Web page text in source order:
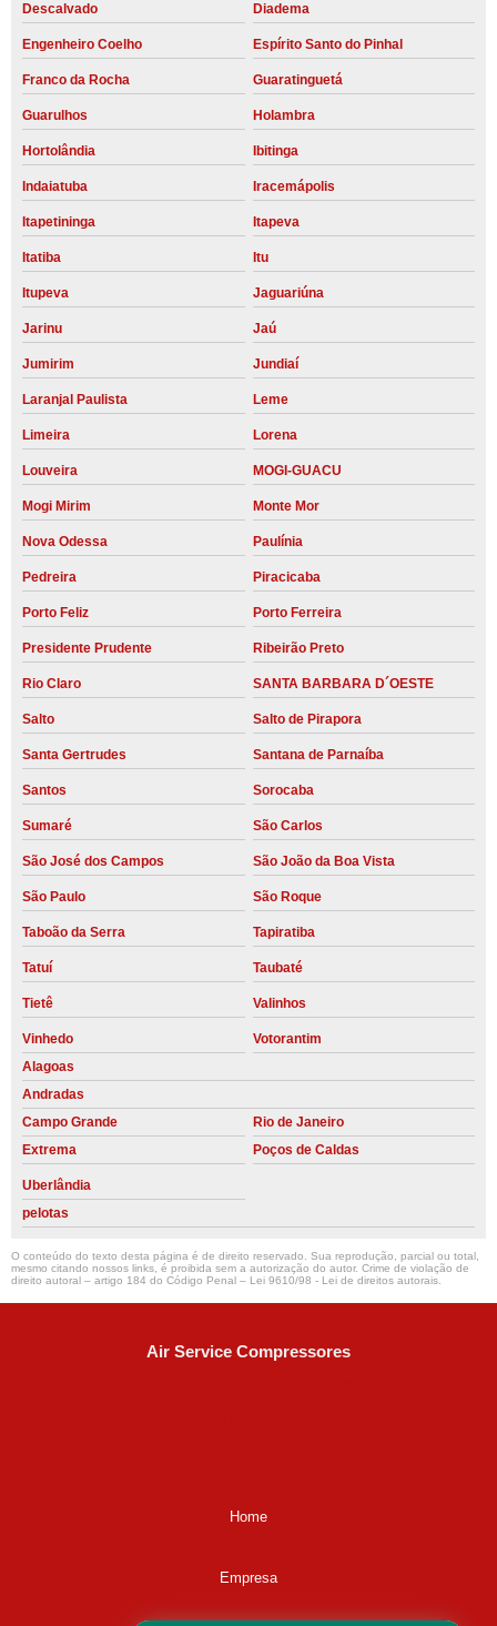
Descalvado Diadema
Engenheiro Coelho Espírito Santo do Pinhal
Franco da Rocha Guaratinguetá
Guarulhos Holambra
Hortolândia Ibitinga
Indaiatuba Iracemápolis
Itapetininga Itapeva
Itatiba Itu
Itupeva Jaguariúna
Jarinu Jaú
Jumirim Jundiaí
Laranjal Paulista Leme
Limeira Lorena
Louveira MOGI-GUACU
Mogi Mirim Monte Mor
Nova Odessa Paulínia
Pedreira Piracicaba
Porto Feliz Porto Ferreira
Presidente Prudente Ribeirão Preto
Rio Claro SANTA BARBARA D´OESTE
Salto Salto de Pirapora
Santa Gertrudes Santana de Parnaíba
Santos Sorocaba
Sumaré São Carlos
São José dos Campos São João da Boa Vista
São Paulo São Roque
Taboão da Serra Tapiratiba
Tatuí Taubaté
Tietê Valinhos
Vinhedo
Votorantim
Alagoas
Andradas
Campo Grande
Rio de Janeiro
Extrema
Poços de Caldas
Uberlândia
pelotas
O conteúdo do texto desta página é de direito reservado. Sua reprodução, parcial ou total,
mesmo citando nossos links, é proibida sem a autorização do autor. Crime de violação de
direito autoral – artigo 184 do Código Penal – Lei 9610/98 - Lei de direitos autorais.
Air Service Compressores
Home
Empresa